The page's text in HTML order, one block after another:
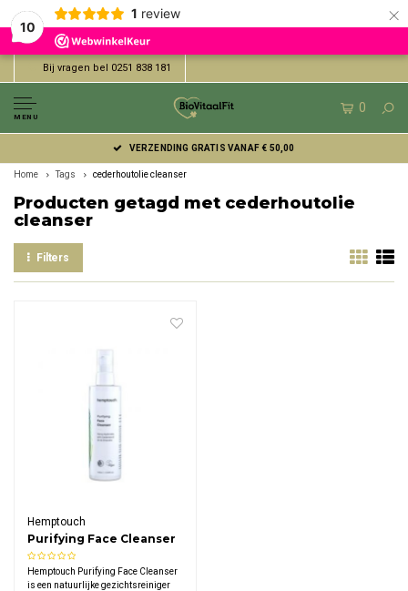
10
1 review ×
Bij vragen bel 0251 838 181
MENU
0
VERZENDING GRATIS VANAF € 50,00
Home Tags cederhoutolie cleanser
Producten getagd met cederhoutolie
cleanser
Filters
Hemptouch
Purifying Face Cleanser
Hemptouch Purifying Face Cleanser
is een natuurlijke gezichtsreiniger